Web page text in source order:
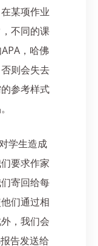
某项作业
不同的课
，哈佛
则会失去
参考样式
学生造成
要求作家
寄回给每
们通过相
，我们会
告发送给